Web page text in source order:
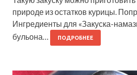
природе из остатков курицы.
Ингредиенты для «Закуска-
бульона…
ПОДРОБНЕЕ